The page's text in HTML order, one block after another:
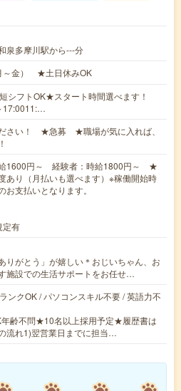
泉多摩川駅から---分
～金） ★土日休みOK
シフトOK★スタート時間選べます！
17:0011:…
さい！ ★急募 ★職場が気に入れば、
1600円～ 経験者：時給1800円～ ★
あり（月払いも選べます）※稼働開始時
支払いとなります。
定有
りがとう」が嬉しい＊おじいちゃん、お
施設での生活サポートをお任せ…
ンクOK / パソコンスキル不要 / 英語力不
年齢不問★10名以上採用予定★履歴書は
流れ1)翌営業日までに担当…